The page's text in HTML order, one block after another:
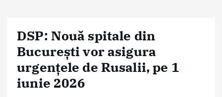
DSP: Nouă spitale din
București vor asigura
urgențele de Rusalii, pe 1
iunie 2026